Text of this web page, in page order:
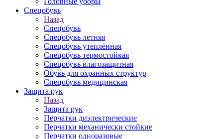
Спецобувь
Назад
Спецобувь
Спецобувь летняя
Спецобувь утеплённая
Спецобувь термостойкая
Спецобувь влагозащитная
Обувь для охранных структур
Спецобувь медицинская
Защита рук
Назад
Защита рук
Перчатки диэлектрические
Перчатки механически стойкие
Перчатки одноразовые